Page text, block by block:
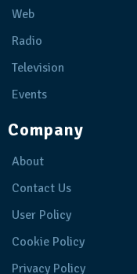
Web
Radio
Television
Events
Company
About
Contact Us
User Policy
Cookie Policy
Privacy Policy